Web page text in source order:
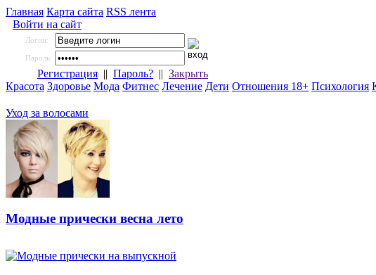
Главная Карта сайта RSS лента
Войти на сайт
Логин:
Пароль:
Регистрация || Пароль? || Закрыть
Красота Здоровье Мода Фитнес Лечение Дети Отношения 18+ Психология
Уход за волосами
Модные прически весна лето